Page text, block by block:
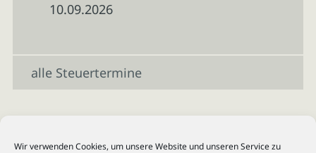
Wir verwenden Cookies, um unsere Website und unseren Service zu
10.09.2026
alle Steuertermine